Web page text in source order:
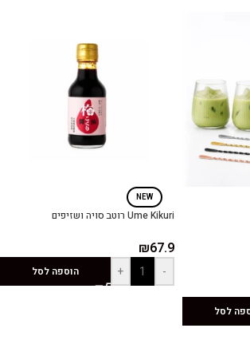
לסל
NEW
Ume Kikuri רוטב סויה ושזיפים
₪67.9
-
+ הוספה לסל